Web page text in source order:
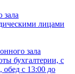
зала
лицами
зала
бухгалтерии, с
обед с 13:00 до